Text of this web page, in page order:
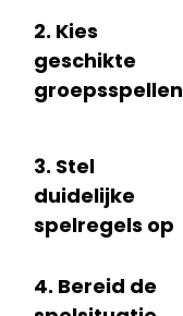
2. Kies
geschikte
groepsspellen
3. Stel
duidelijke
spelregels op
4. Bereid de